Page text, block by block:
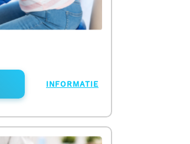
INFORMATIE